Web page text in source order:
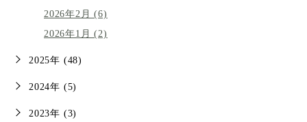
2026年2月 (6)
2026年1月 (2)
2025年 (48)
2024年 (5)
2023年 (3)